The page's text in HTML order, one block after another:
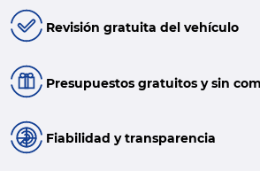
Revisión gratuita del vehículo
Presupuestos gratuitos y sin
Fiabilidad y transparencia